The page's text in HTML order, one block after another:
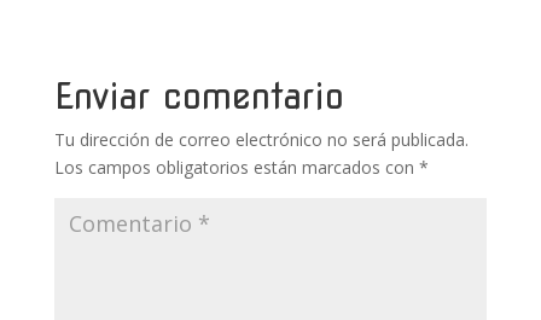
o
k p r
Enviar comentario
Tu dirección de correo electrónico no será publicada.
Los campos obligatorios están marcados con *